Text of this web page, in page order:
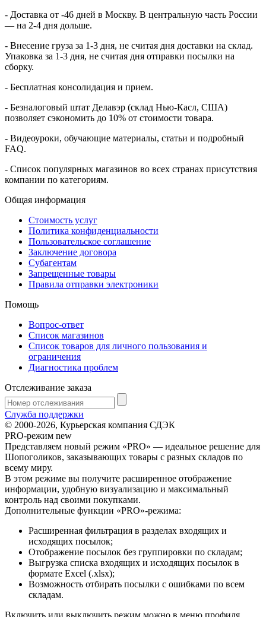
- Доставка от -46 дней в Москву. В центральную часть России
— на 2-4 дня дольше.
- Внесение груза за 1-3 дня, не считая дня доставки на склад.
Упаковка за 1-3 дня, не считая дня отправки посылки на
сборку.
- Бесплатная консолидация и прием.
- Безналоговый штат Делавэр (склад Нью-Касл, США)
позволяет сэкономить до 10% от стоимости товара.
- Видеоуроки, обучающие материалы, статьи и подробный
FAQ.
- Список популярных магазинов во всех странах присутствия
компании по категориям.
Общая информация
Стоимость услуг
Политика конфиденциальности
Пользовательское соглашение
Заключение договора
Субагентам
Запрещенные товары
Правила отправки электроники
Помощь
Вопрос-ответ
Список магазинов
Список товаров для личного пользования и
ограничения
Диагностика проблем
Отслеживание заказа
Служба поддержки
© 2000-2026, Курьерская компания СДЭК
PRO-режим new
Представляем новый режим «PRO» — идеальное решение для
Шопоголиков, заказывающих товары с разных складов по
всему миру.
В этом режиме вы получите расширенное отображение
информации, удобную визуализацию и максимальный
контроль над своими покупками.
Дополнительные функции «PRO»-режима:
Расширенная фильтрация в разделах входящих и
исходящих посылок;
Отображение посылок без группировки по складам;
Выгрузка списка входящих и исходящих посылок в
формате Excel (.xlsx);
Возможность отбирать посылки с ошибками по всем
складам.
Включить или выключить режим можно в меню профиля